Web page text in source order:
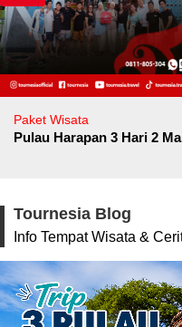
Paket Wisata
Pulau Harapan 3 Hari 2
Tournesia Blog
Info Tempat Wisata &